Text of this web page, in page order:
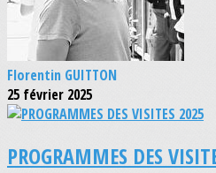
Florentin GUITTON
25 février 2025
PROGRAMMES DES